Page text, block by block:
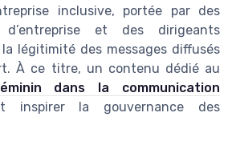
inclusive, portée par des
et des dirigeants
légitimité des messages diffusés
À ce titre, un contenu dédié au
dans la communication
inspirer la gouvernance des